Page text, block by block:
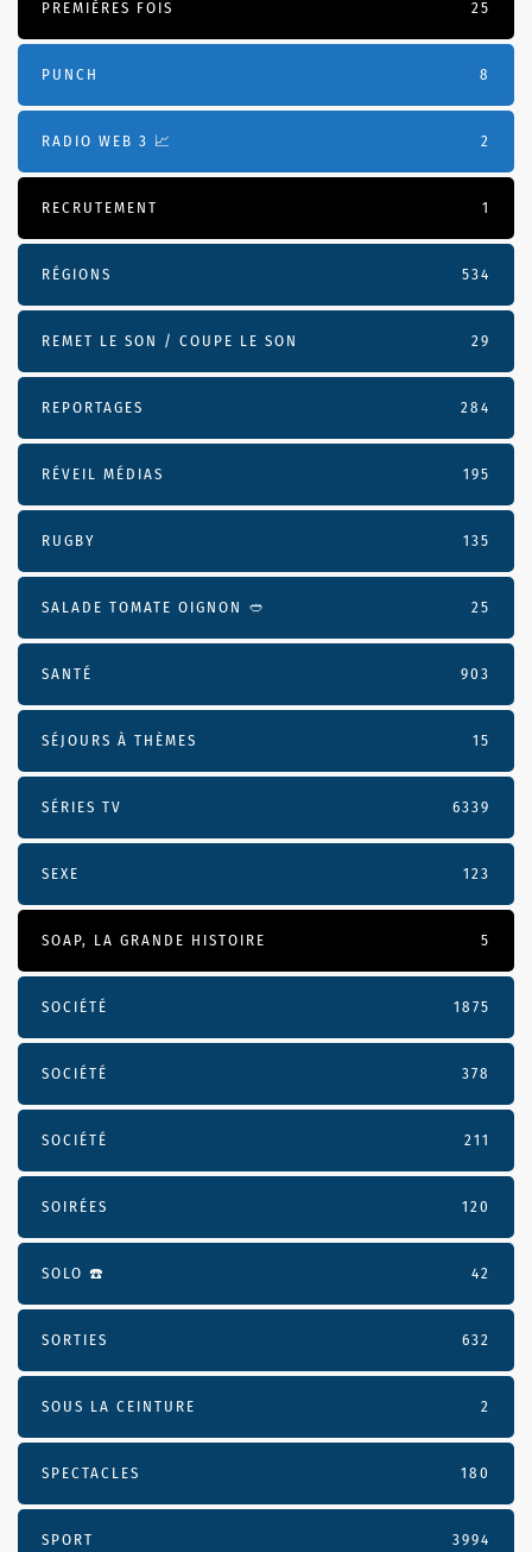
PREMIÈRES FOIS 25
PUNCH 8
RADIO WEB 3 📈 2
RECRUTEMENT 1
RÉGIONS 534
REMET LE SON / COUPE LE SON 29
REPORTAGES 284
RÉVEIL MÉDIAS 195
RUGBY 135
SALADE TOMATE OIGNON 🥙 25
SANTÉ 903
SÉJOURS À THÈMES 15
SÉRIES TV 6339
SEXE 123
SOAP, LA GRANDE HISTOIRE 5
SOCIÉTÉ 1875
SOCIÉTÉ 378
SOCIÉTÉ 211
SOIRÉES 120
SOLO ☎️ 42
SORTIES 632
SOUS LA CEINTURE 2
SPECTACLES 180
SPORT 3994